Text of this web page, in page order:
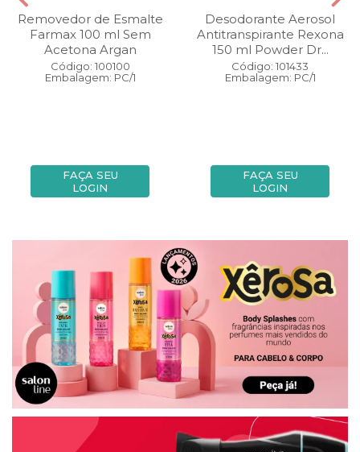
Removedor de Esmalte
Farmax 100 ml Sem
Acetona Argan
Código: 100100
Embalagem: PC/1
FAÇA SEU
LOGIN
Desodorante Aerosol
Antitranspirante Rexona
150 ml Powder Dr...
Código: 101433
Embalagem: PC/1
FAÇA SEU
LOGIN